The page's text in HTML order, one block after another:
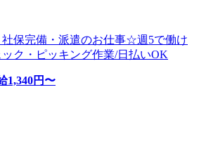
社保完備・派遣のお仕事☆週5で働け
ク・ピッキング作業/日払いOK
1,340円〜